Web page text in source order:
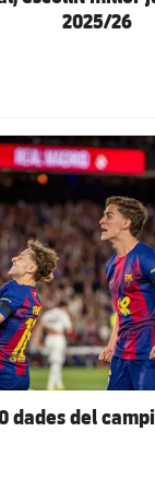
2025/26
FCB
dades del